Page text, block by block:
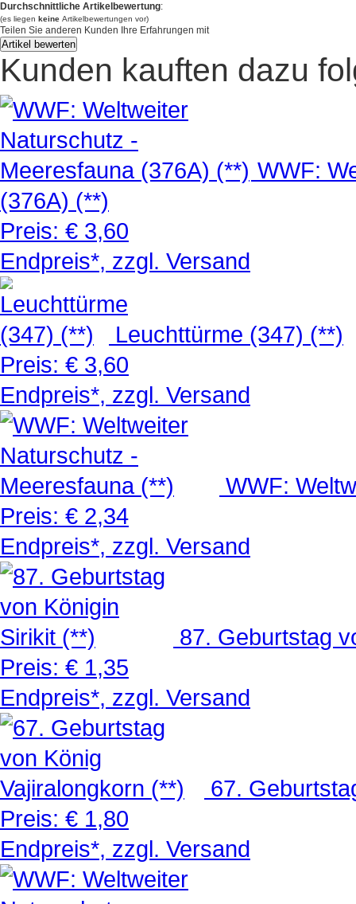
Durchschnittliche Artikelbewertung:
(es liegen keine Artikelbewertungen vor)
Teilen Sie anderen Kunden Ihre Erfahrungen mit
Kunden kauften dazu
WWF:
(376A) (**)
Preis: € 3,60
Endpreis*, zzgl. Versand
Leuchttürme (347) (**)
Preis: € 3,60
Endpreis*, zzgl. Versand
WWF:
Preis: € 2,34
Endpreis*, zzgl. Versand
87. Geburtstag
Preis: € 1,35
Endpreis*, zzgl. Versand
67.
Preis: € 1,80
Endpreis*, zzgl. Versand